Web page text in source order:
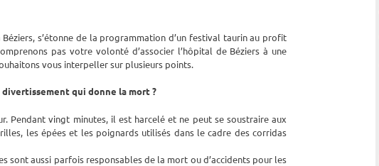
s’étonne de la programmation d’un festival taurin au profit
pas votre volonté d’associer l’hôpital de Béziers à une
vous interpeller sur plusieurs points.
qui donne la mort ?
Pendant vingt minutes, il est harcelé et ne peut se soustraire aux
les épées et les poignards utilisés dans le cadre des corridas
sont aussi parfois responsables de la mort ou d’accidents pour les